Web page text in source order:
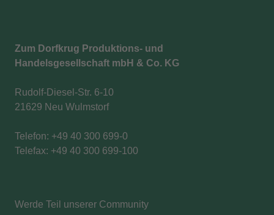
Zum Dorfkrug Produktions- und
Handelsgesellschaft mbH & Co. KG
Rudolf-Diesel-Str. 6-10
21629 Neu Wulmstorf
Telefon: +49 40 300 699-0
Telefax: +49 40 300 699-100
Werde Teil unserer Community